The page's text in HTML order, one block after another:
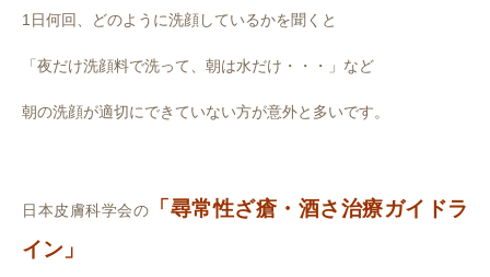
1日何回、どのように洗顔しているかを聞くと
「夜だけ洗顔料で洗って、朝は水だけ・・・」など
朝の洗顔が適切にできていない方が意外と多いです。
日本皮膚科学会の
「尋常性ざ瘡・酒さ治療ガイドラ
イン」